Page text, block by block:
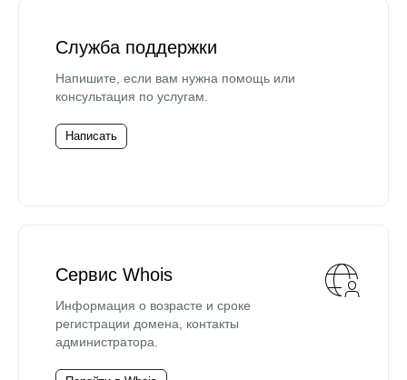
Служба поддержки
Напишите, если вам нужна помощь или
консультация по услугам.
Написать
Сервис Whois
Информация о возрасте и сроке
регистрации домена, контакты
администратора.